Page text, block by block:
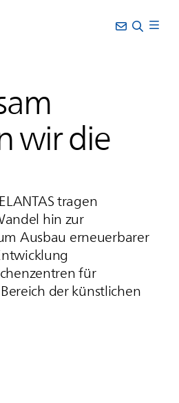
wir die
ELANTAStragen
hin zur
Ausbau erneuerbarer
für
der künstlichen